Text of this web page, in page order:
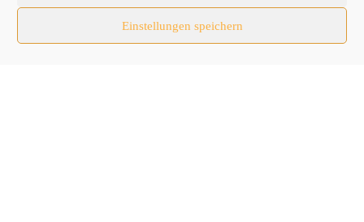
Einstellungen speichern
Nutzfahrzeuge
RATL 2025 | RecyclingAKTIV & TiefbauLIVE